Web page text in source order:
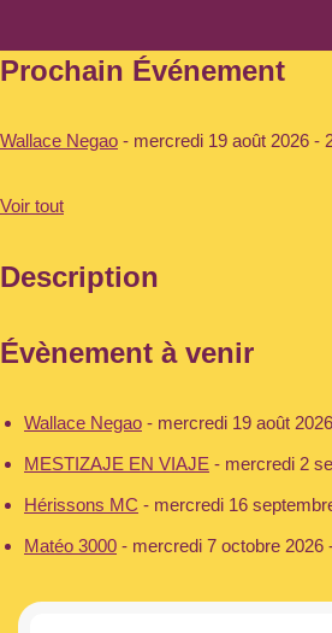
Aller
Prochain Événement
Wallace Negao - mercredi 19 août 2026 -
Voir tout
Description
Évènement à venir
Wallace Negao - mercredi 19 août
MESTIZAJE EN VIAJE - mercredi 2
Hérissons MC - mercredi 16
Matéo 3000 - mercredi 7 octobre 2026